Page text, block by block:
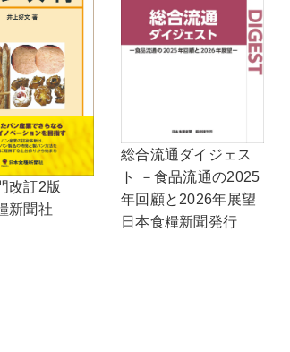
改訂2版
新聞社
総合流通ダイジェス
ト －食品流通の2025
年回顧と2026年展望
日本食糧新聞発行